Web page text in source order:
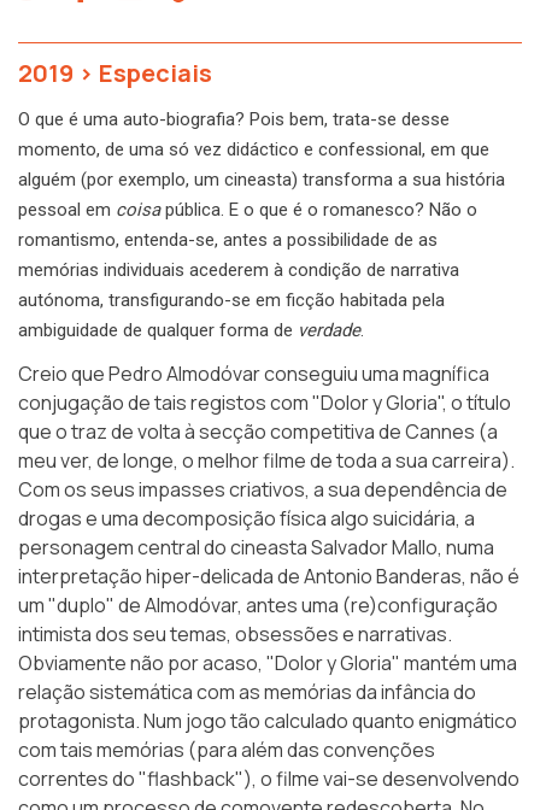
2019 > Especiais
O que é uma auto-biografia? Pois bem, trata-se desse
momento, de uma só vez didáctico e confessional, em que
alguém (por exemplo, um cineasta) transforma a sua história
pessoal em coisapública. E o que é o romanesco? Não o
romantismo, entenda-se, antes a possibilidade de as
memórias individuais acederem à condição de narrativa
autónoma, transfigurando-se em ficção habitada pela
ambiguidade de qualquer forma de verdade.
Creio que Pedro Almodóvar conseguiu uma magnífica
conjugação de tais registos com"Dolor y Gloria", o título
que o traz de volta à secção competitiva de Cannes (a
meu ver, de longe, o melhor filme de toda a sua carreira).
Com os seus impasses criativos, a sua dependência de
drogas e uma decomposição física algo suicidária, a
personagem central do cineasta Salvador Mallo, numa
interpretação hiper-delicada de Antonio Banderas, não é
um "duplo" de Almodóvar, antes uma (re)configuração
intimista dos seu temas, obsessões e narrativas.
Obviamente não por acaso, "Dolor y Gloria" mantém uma
relação sistemática com as memórias da infância do
protagonista. Num jogo tão calculado quanto enigmático
com tais memórias (para além das convenções
correntes do "flashback"), o filme vai-se desenvolvendo